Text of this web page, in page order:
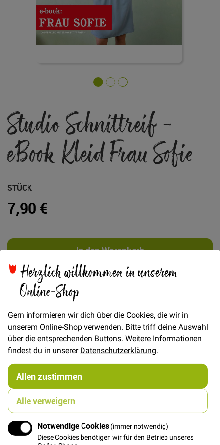
Herzlich willkommen in unserem
Online-Shop
Gern informieren wir dich über die Cookies, die wir in
unserem Online-Shop verwenden. Bitte triff deine Auswahl
über die entsprechenden Buttons. Weitere Informationen
findest du in unsererDatenschutzerklärung.
Allen zustimmen
Alle verweigern
Notwendige Cookies (immer notwendig)
Diese Cookies benötigen wir für den Betrieb unseres
der
Bildgalerie
springen
Studio Schnittreif -
eBook Kleid Frau Sofie
7,90 €
STÜCK
In den Warenkorb
Details
FRAU SOFIE - Sommerkleid mit Spaghettiträgern
ebook mit Fotonähanleitung und Schnittmuster zum
Selbstdrucken
FRAU SOFIE liebt die Sonne. Dieses feminine Kleid für
leichte Webware ist dein perfekter Begleiter durch den
Spaghettiträgern und lässigen Eingriffstaschen im
Rockteil bringt dich FRAU SOFIE locker durch den
ganzen Tag und macht dabei auch am Abend eine
gute Figur. Ein eingearbeitetes Gummiband zwischen